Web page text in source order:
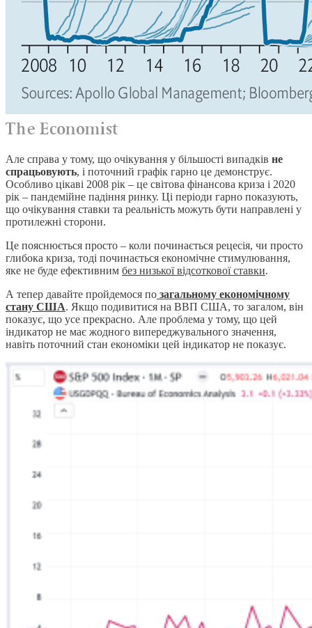
Але справа у тому, що очікування у більшості випадків не
спрацьовують, і поточний графік гарно це демонструє.
Особливо цікаві 2008 рік – це світова фінансова криза і 2020
рік – пандемійне падіння ринку. Ці періоди гарно показують,
що очікування ставки та реальність можуть бути направлені у
протилежні сторони.
Це пояснюється просто – коли починається рецесія, чи просто
глибока криза, тоді починається економічне стимулювання,
яке не буде ефективним без низької відсоткової ставки.
А тепер давайте пройдемося по загальному економічному
стану США. Якщо подивитися на ВВП США, то загалом, він
показує, що усе прекрасно. Але проблема у тому, що цей
індикатор не має жодного випереджувального значення,
навіть поточний стан економіки цей індикатор не показує.